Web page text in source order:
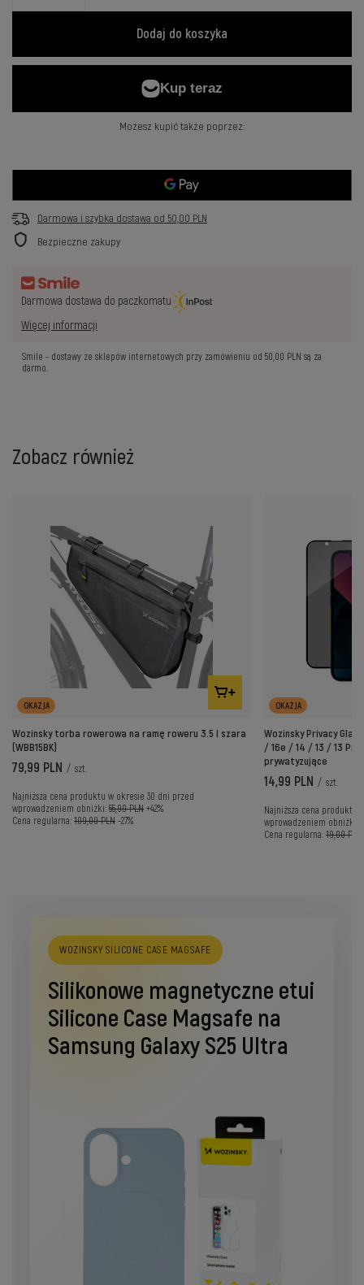
Dodaj do koszyka
Możesz kupić także poprzez:
Darmowa i szybka dostawa od 50,00 PLN
Bezpieczne zakupy
Darmowa dostawa do paczkomatu
Więcej informacji
Smile - dostawy ze sklepów internetowych przy zamówieniu od50,00 PLN są za
darmo.
Zobacz również
OKAZJA
Wozinsky torba rowerowa na ramę roweru 3.5 l szara
(WBB15BK)
79,99 PLN / szt.
Najniższa cena produktu w okresie 30 dni przed
wprowadzeniem obniżki: 55,99 PLN +42%
Cena regularna: 109,00 PLN -27%
OKAZJA
Wozinsky Privacy
/ 16e / 14 / 13 / 13
prywatyzujące
14,99 PLN / szt.
Najniższa cena produktu
wprowadzeniem obniżki:
Cena regularna: 19,00 PLN
WOZINSKY SILICONE CASE MAGSAFE
Silikonowe magnetyczne etui
Silicone Case Magsafe na
Samsung Galaxy S25 Ultra